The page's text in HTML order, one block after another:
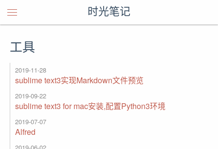
时光笔记
工具
2019-11-28
sublime text3实现Markdown文件预览
2019-09-22
sublime text3 for mac安装,配置Python3环境
2019-07-07
Alfred